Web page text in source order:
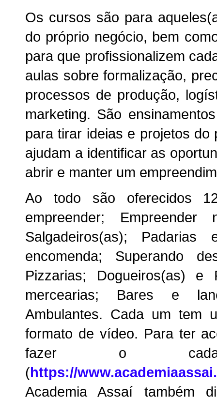
Os cursos são para
do próprio negócio, bem
para que profissionalizem
aulas sobre formalização,
processos de produção,
marketing. São
para tirar ideias e projetos do
ajudam a identificar as
abrir e manter um
Ao todo são oferecidos
empreender;
Salgadeiros(as);
encomenda; Superando
Pizzarias; Dogueiros(as) e
mercearias; Bares e
Ambulantes. Cada um tem
formato de vídeo. Para ter
fazer o
(https://
Academia Assaí também